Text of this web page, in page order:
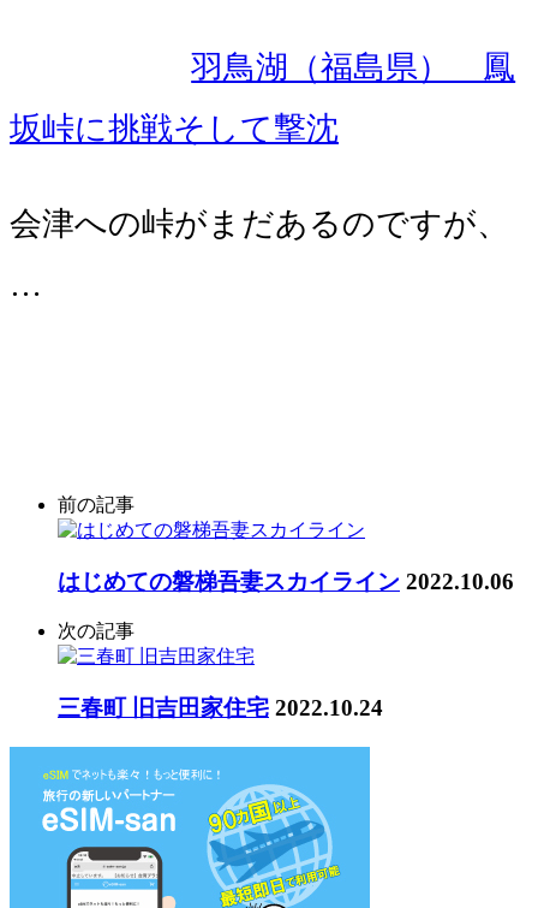
羽鳥湖（福島県） 鳳
坂峠に挑戦そして撃沈
会津への峠がまだあるのですが、
…
前の記事
はじめての磐梯吾妻スカイライン 2022.10.06
次の記事
三春町 旧吉田家住宅 2022.10.24